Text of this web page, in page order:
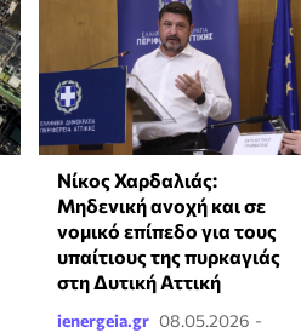
Νίκος Χαρδαλιάς:
Μηδενική ανοχή και σε
νομικό επίπεδο για τους
υπαίτιους της πυρκαγιάς
στη Δυτική Αττική
ienergeia.gr 08.05.2026 -